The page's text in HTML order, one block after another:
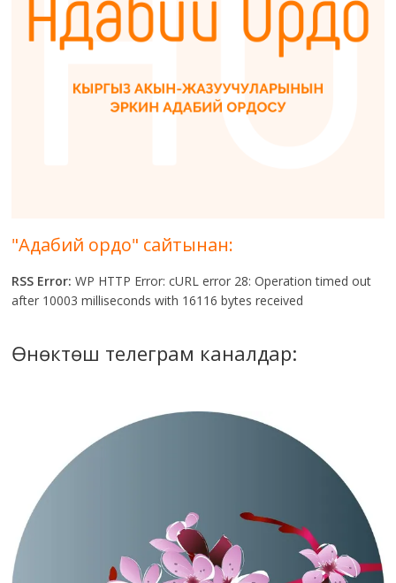
"Адабий ордо" сайтынан:
RSS Error: WP HTTP Error: cURL error 28: Operation timed out
after 10003 milliseconds with 16116 bytes received
Өнөктөш телеграм каналдар: